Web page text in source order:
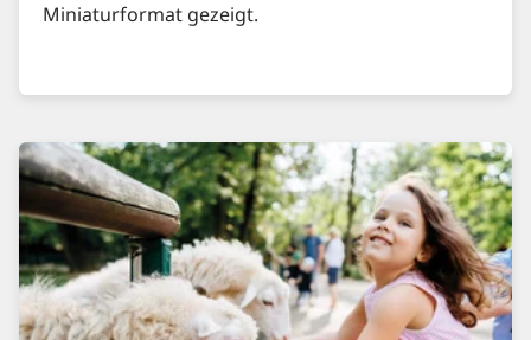
Miniaturformat gezeigt.